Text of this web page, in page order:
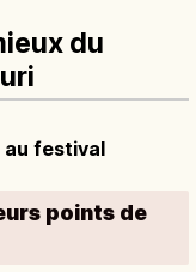
du
au festival
points de